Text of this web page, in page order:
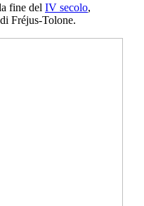
fine del IV secolo,
Fréjus-Tolone.